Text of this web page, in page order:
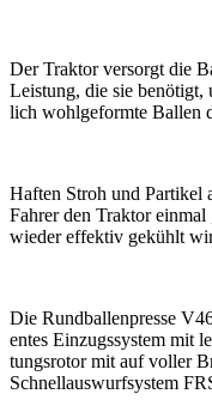
Der Traktor versorgt die
Leis­tung, die sie benö­tigt,
lich wohl­ge­formte Ballen
Haften Stroh und Partikel
Fahrer den Traktor einmal
wieder effektiv gekühlt
Die Rund­bal­len­presse
entes Einzugs­system mit
tungs­rotor mit auf voller
Schnell­aus­wurf­system